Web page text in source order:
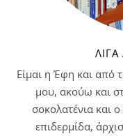
Είμαι η Έφη και από
μου, ακούω και
σοκολατένια και
επιδερμίδα,